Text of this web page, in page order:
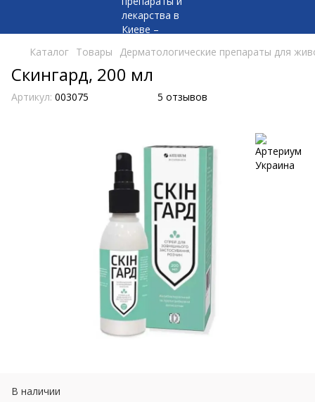
Каталог Товары Дерматологические препараты для
Скингард, 200 мл
Артикул: 003075 5 отзывов
В наличии